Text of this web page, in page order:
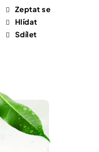
Zeptat se
Hlídat
Sdílet